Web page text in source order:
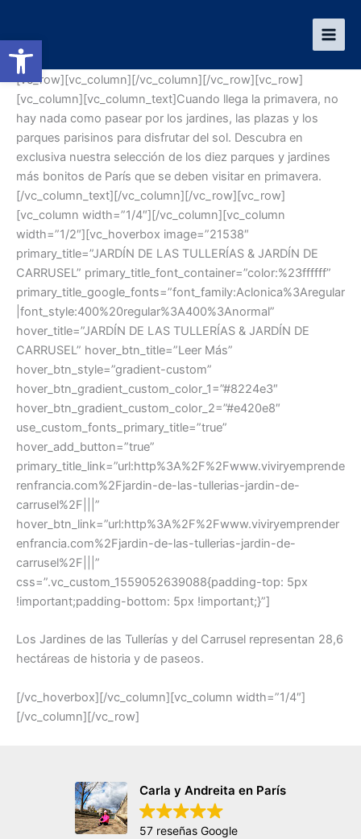
Abrir barra de herramientas
contenido
[vc_row][vc_column][/vc_column][/vc_row][vc_row]
[vc_column][vc_column_text]Cuando llega la primavera, no
hay nada como pasear por los jardines, las plazas y los
parques parisinos para disfrutar del sol. Descubra en
exclusiva nuestra selección de los diez parques y jardines
más bonitos de París que se deben visitar en primavera.
[/vc_column_text][/vc_column][/vc_row][vc_row]
[vc_column width=”1/4″][/vc_column][vc_column
width=”1/2″][vc_hoverbox image=”21538″
primary_title=”JARDÍN DE LAS TULLERÍAS & JARDÍN DE
CARRUSEL” primary_title_font_container=”color:%23ffffff”
primary_title_google_fonts=”font_family:Aclonica%3Aregular
|font_style:400%20regular%3A400%3Anormal”
hover_title=”JARDÍN DE LAS TULLERÍAS & JARDÍN DE
CARRUSEL” hover_btn_title=”Leer Más”
hover_btn_style=”gradient-custom”
hover_btn_gradient_custom_color_1=”#8224e3″
hover_btn_gradient_custom_color_2=”#e420e8″
use_custom_fonts_primary_title=”true”
hover_add_button=”true”
primary_title_link=”url:http%3A%2F%2Fwww.viviryemprende
renfrancia.com%2Fjardin-de-las-tullerias-jardin-de-
carrusel%2F|||”
hover_btn_link=”url:http%3A%2F%2Fwww.viviryemprender
enfrancia.com%2Fjardin-de-las-tullerias-jardin-de-
carrusel%2F|||”
css=”.vc_custom_1559052639088{padding-top: 5px
!important;padding-bottom: 5px !important;}”]
Los Jardines de las Tullerías y del Carrusel representan 28,6
hectáreas de historia y de paseos.
[/vc_hoverbox][/vc_column][vc_column width=”1/4″]
[/vc_column][/vc_row]
Carla y Andreita en París
57 reseñas Google